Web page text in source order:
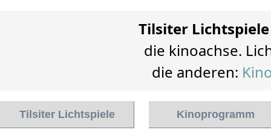
Tilsiter Lichtspiele
die kinoachse.
die anderen:
Tilsiter Lichtspiele Kinoprogramm